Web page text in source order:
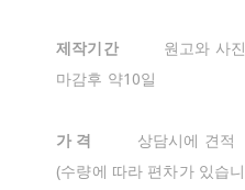
제작기간
원고와 사진
마감후 약10일
가 격
상담시에 견적
(수량에 따라 편차가 있습니